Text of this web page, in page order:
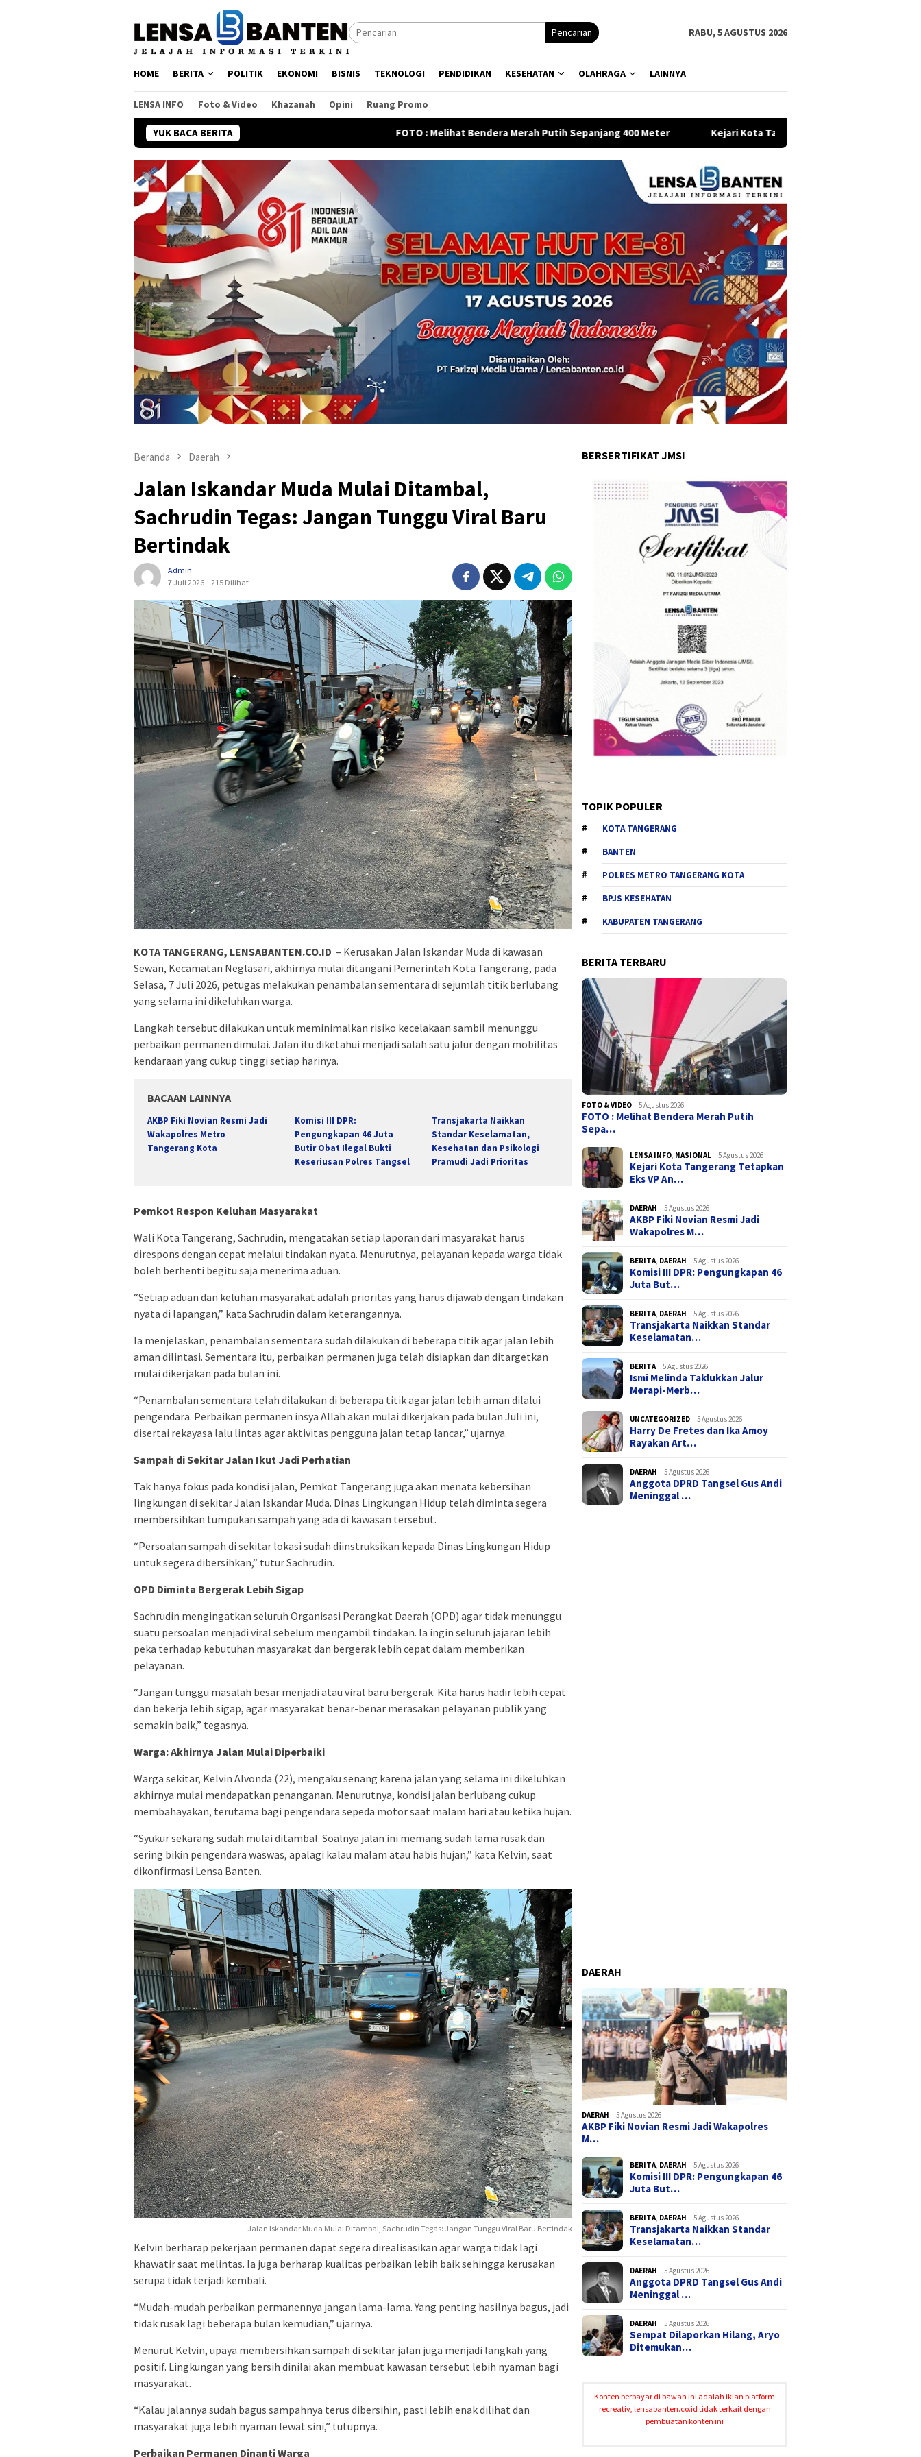
Pencarian RABU, 5 AGUSTUS 2026
HOME BERITA POLITIK EKONOMI BISNIS TEKNOLOGI PENDIDIKAN KESEHATAN OLAHRAGA LAINNYA
LENSA INFO Foto & Video Khazanah Opini Ruang Promo
YUK BACA BERITA FOTO : Melihat Bendera Merah Putih Sepanjang 400 Meter Kejari Kota Tangerang Tetapkan Eks VP Angkasa Pura Kargo Jadi
Beranda Daerah
Jalan Iskandar Muda Mulai Ditambal,
Sachrudin Tegas: Jangan Tunggu Viral Baru
Bertindak
Admin
7 Juli 2026
215 Dilihat
KOTA TANGERANG, LENSABANTEN.CO.ID – Kerusakan Jalan Iskandar Muda di kawasan
Sewan, Kecamatan Neglasari, akhirnya mulai ditangani Pemerintah Kota Tangerang, pada
Selasa, 7 Juli 2026, petugas melakukan penambalan sementara di sejumlah titik berlubang
yang selama ini dikeluhkan warga.
Langkah tersebut dilakukan untuk meminimalkan risiko kecelakaan sambil menunggu
perbaikan permanen dimulai. Jalan itu diketahui menjadi salah satu jalur dengan mobilitas
kendaraan yang cukup tinggi setiap harinya.
BACAAN LAINNYA
AKBP Fiki Novian Resmi Jadi
Wakapolres Metro
Tangerang Kota
Komisi III DPR:
Pengungkapan 46 Juta
Butir Obat Ilegal Bukti
Keseriusan Polres Tangsel
Transjakarta Naikkan
Standar Keselamatan,
Kesehatan dan Psikologi
Pramudi Jadi Prioritas
Pemkot Respon Keluhan Masyarakat
Wali Kota Tangerang, Sachrudin, mengatakan setiap laporan dari masyarakat harus
direspons dengan cepat melalui tindakan nyata. Menurutnya, pelayanan kepada warga tidak
boleh berhenti begitu saja menerima aduan.
“Setiap aduan dan keluhan masyarakat adalah prioritas yang harus dijawab dengan tindakan
nyata di lapangan,” kata Sachrudin dalam keterangannya.
Ia menjelaskan, penambalan sementara sudah dilakukan di beberapa titik agar jalan lebih
aman dilintasi. Sementara itu, perbaikan permanen juga telah disiapkan dan ditargetkan
mulai dikerjakan pada bulan ini.
“Penambalan sementara telah dilakukan di beberapa titik agar jalan lebih aman dilalui
pengendara. Perbaikan permanen insya Allah akan mulai dikerjakan pada bulan Juli ini,
disertai rekayasa lalu lintas agar aktivitas pengguna jalan tetap lancar,” ujarnya.
Sampah di Sekitar Jalan Ikut Jadi Perhatian
Tak hanya fokus pada kondisi jalan, Pemkot Tangerang juga akan menata kebersihan
lingkungan di sekitar Jalan Iskandar Muda. Dinas Lingkungan Hidup telah diminta segera
membersihkan tumpukan sampah yang ada di kawasan tersebut.
“Persoalan sampah di sekitar lokasi sudah diinstruksikan kepada Dinas Lingkungan Hidup
untuk segera dibersihkan,” tutur Sachrudin.
OPD Diminta Bergerak Lebih Sigap
Sachrudin mengingatkan seluruh Organisasi Perangkat Daerah (OPD) agar tidak menunggu
suatu persoalan menjadi viral sebelum mengambil tindakan. Ia ingin seluruh jajaran lebih
peka terhadap kebutuhan masyarakat dan bergerak lebih cepat dalam memberikan
pelayanan.
“Jangan tunggu masalah besar menjadi atau viral baru bergerak. Kita harus hadir lebih cepat
dan bekerja lebih sigap, agar masyarakat benar-benar merasakan pelayanan publik yang
semakin baik,” tegasnya.
Warga: Akhirnya Jalan Mulai Diperbaiki
Warga sekitar, Kelvin Alvonda (22), mengaku senang karena jalan yang selama ini dikeluhkan
akhirnya mulai mendapatkan penanganan. Menurutnya, kondisi jalan berlubang cukup
membahayakan, terutama bagi pengendara sepeda motor saat malam hari atau ketika hujan.
“Syukur sekarang sudah mulai ditambal. Soalnya jalan ini memang sudah lama rusak dan
sering bikin pengendara waswas, apalagi kalau malam atau habis hujan,” kata Kelvin, saat
dikonfirmasi Lensa Banten.
Jalan Iskandar Muda Mulai Ditambal, Sachrudin Tegas: Jangan Tunggu Viral Baru Bertindak
Kelvin berharap pekerjaan permanen dapat segera direalisasikan agar warga tidak lagi
khawatir saat melintas. Ia juga berharap kualitas perbaikan lebih baik sehingga kerusakan
serupa tidak terjadi kembali.
“Mudah-mudah perbaikan permanennya jangan lama-lama. Yang penting hasilnya bagus, jadi
tidak rusak lagi beberapa bulan kemudian,” ujarnya.
Menurut Kelvin, upaya membersihkan sampah di sekitar jalan juga menjadi langkah yang
positif. Lingkungan yang bersih dinilai akan membuat kawasan tersebut lebih nyaman bagi
masyarakat.
“Kalau jalannya sudah bagus sampahnya terus dibersihin, pasti lebih enak dilihat dan
masyarakat juga lebih nyaman lewat sini,” tutupnya.
Perbaikan Permanen Dinanti Warga
BERSERTIFIKAT JMSI
TOPIK POPULER
KOTA TANGERANG
BANTEN
POLRES METRO TANGERANG KOTA
BPJS KESEHATAN
KABUPATEN TANGERANG
BERITA TERBARU
FOTO & VIDEO 5 Agustus 2026
FOTO : Melihat Bendera Merah Putih
Sepa…
LENSA INFO, NASIONAL 5 Agustus 2026
Kejari Kota Tangerang Tetapkan
Eks VP An…
DAERAH 5 Agustus 2026
AKBP Fiki Novian Resmi Jadi
Wakapolres M…
BERITA, DAERAH 5 Agustus 2026
Komisi III DPR: Pengungkapan 46
Juta But…
BERITA, DAERAH 5 Agustus 2026
Transjakarta Naikkan Standar
Keselamatan…
BERITA 5 Agustus 2026
Ismi Melinda Taklukkan Jalur
Merapi-Merb…
UNCATEGORIZED 5 Agustus 2026
Harry De Fretes dan Ika Amoy
Rayakan Art…
DAERAH 5 Agustus 2026
Anggota DPRD Tangsel Gus Andi
Meninggal …
DAERAH
DAERAH 5 Agustus 2026
AKBP Fiki Novian Resmi Jadi Wakapolres
M…
BERITA, DAERAH 5 Agustus 2026
Komisi III DPR: Pengungkapan 46
Juta But…
BERITA, DAERAH 5 Agustus 2026
Transjakarta Naikkan Standar
Keselamatan…
DAERAH 5 Agustus 2026
Anggota DPRD Tangsel Gus Andi
Meninggal …
DAERAH 5 Agustus 2026
Sempat Dilaporkan Hilang, Aryo
Ditemukan…
Konten berbayar di bawah ini adalah iklan platform
recreativ, lensabanten.co.id tidak terkait dengan
pembuatan konten ini